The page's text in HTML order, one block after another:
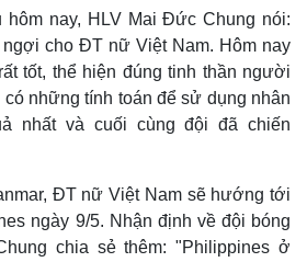
nay, HLV Mai Đức Chung nói:
cho ĐT nữ Việt Nam. Hôm nay
tốt, thể hiện đúng tinh thần người
những tính toán để sử dụng nhân
nhất và cuối cùng đội đã chiến
ĐT nữ Việt Nam sẽ hướng tới
ngày 9/5. Nhận định về đội bóng
chia sẻ thêm: "Philippines ở